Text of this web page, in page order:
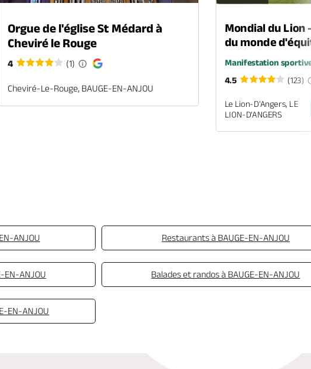
Orgue de l'église St Médard à
Cheviré le Rouge
4 (1)
Cheviré-Le-Rouge, BAUGE-EN-ANJOU
Mondial du Lion
du monde
Manifestation
4.5
(123)
Le Lion-D'Angers, LE
LION-D'ANGERS
ANJOU Restaurants à BAUGE-EN-ANJOU
EN-ANJOU Balades et randos à BAUGE-EN-ANJOU
EN-ANJOU